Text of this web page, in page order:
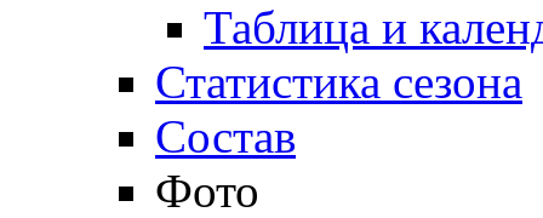
Таблица и
Статистика сезона
Состав
Фото